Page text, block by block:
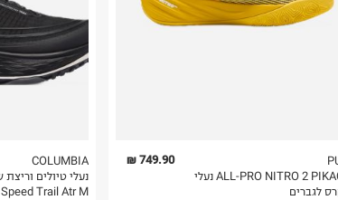
בלבד. לא ניתן
COLUMBIA
Speed Trail Atr M
749.90 ₪
ALL-PRO NITRO 2 PIKACHU נעלי
לגברים